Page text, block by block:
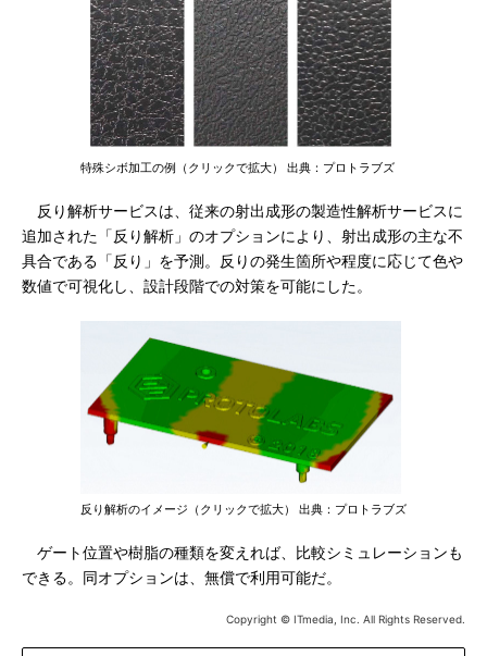
特殊シボ加工の例（クリックで拡大） 出典：プロトラブズ
反り解析サービスは、従来の射出成形の製造性解析サービスに
追加された「反り解析」のオプションにより、射出成形の主な不
具合である「反り」を予測。反りの発生箇所や程度に応じて色や
数値で可視化し、設計段階での対策を可能にした。
反り解析のイメージ（クリックで拡大） 出典：プロトラブズ
ゲート位置や樹脂の種類を変えれば、比較シミュレーションも
できる。同オプションは、無償で利用可能だ。
Copyright © ITmedia, Inc. All Rights Reserved.